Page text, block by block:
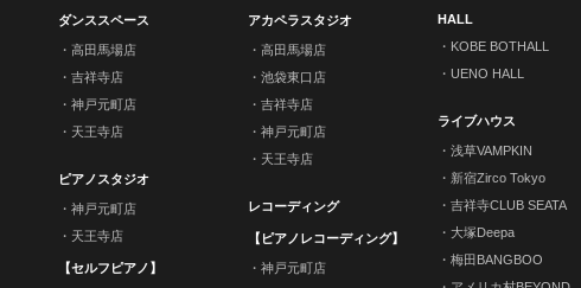
ダンススペース
高田馬場店
吉祥寺店
神戸元町店
天王寺店
ピアノスタジオ
神戸元町店
天王寺店
【セルフピアノ】
アカペラスタジオ
高田馬場店
池袋東口店
吉祥寺店
神戸元町店
天王寺店
レコーディング
【ピアノレコーディング】
神戸元町店
HALL
KOBE BOTHALL
UENO HALL
ライブハウス
浅草VAMPKIN
新宿Zirco Tokyo
吉祥寺CLUB SEATA
大塚Deepa
梅田BANGBOO